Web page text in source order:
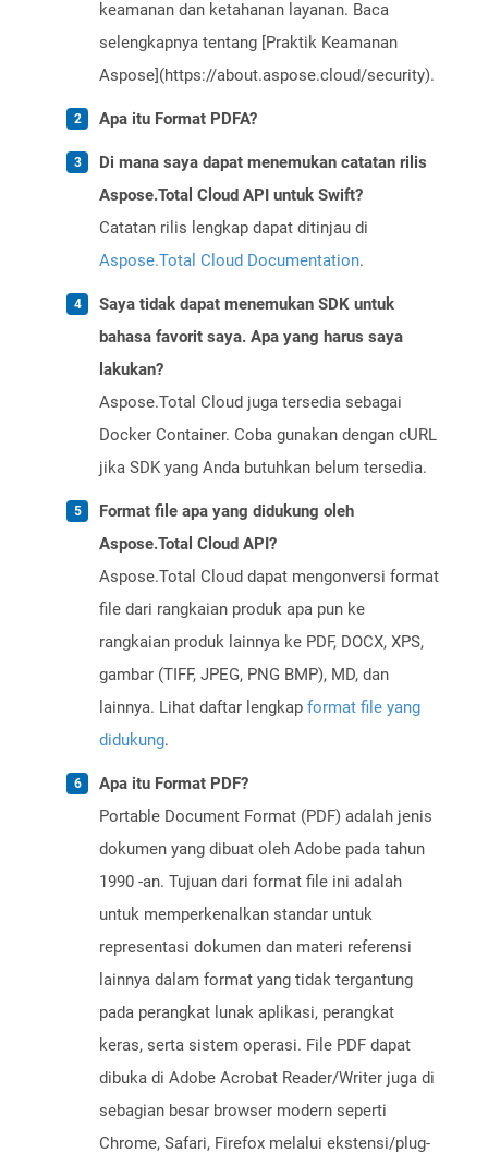
keamanan dan ketahanan layanan. Baca
selengkapnya tentang [Praktik Keamanan
Aspose](https://about.aspose.cloud/security).
Apa itu Format PDFA?
Di mana saya dapat menemukan catatan rilis
Aspose.Total Cloud API untuk Swift?
Catatan rilis lengkap dapat ditinjau di
Aspose.Total Cloud Documentation.
Saya tidak dapat menemukan SDK untuk
bahasa favorit saya. Apa yang harus saya
lakukan?
Aspose.Total Cloud juga tersedia sebagai
Docker Container. Coba gunakan dengan cURL
jika SDK yang Anda butuhkan belum tersedia.
Format file apa yang didukung oleh
Aspose.Total Cloud API?
Aspose.Total Cloud dapat mengonversi format
file dari rangkaian produk apa pun ke
rangkaian produk lainnya ke PDF, DOCX, XPS,
gambar (TIFF, JPEG, PNG BMP), MD, dan
lainnya. Lihat daftar lengkap format file yang
didukung.
Apa itu Format PDF?
Portable Document Format (PDF) adalah jenis
dokumen yang dibuat oleh Adobe pada tahun
1990 -an. Tujuan dari format file ini adalah
untuk memperkenalkan standar untuk
representasi dokumen dan materi referensi
lainnya dalam format yang tidak tergantung
pada perangkat lunak aplikasi, perangkat
keras, serta sistem operasi. File PDF dapat
dibuka di Adobe Acrobat Reader/Writer juga di
sebagian besar browser modern seperti
Chrome, Safari, Firefox melalui ekstensi/plug-